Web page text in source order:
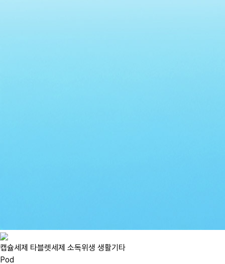
캡슐세제 타블렛세제 소독위생 생활기타
Pod